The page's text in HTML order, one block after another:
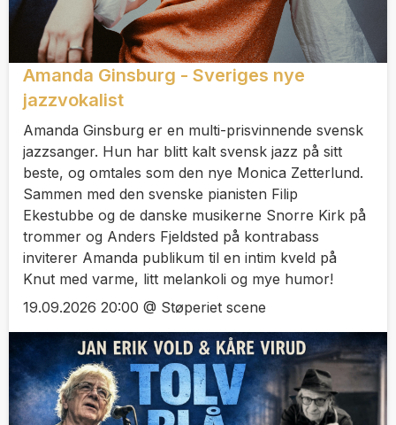
Amanda Ginsburg - Sveriges nye
jazzvokalist
Amanda Ginsburg er en multi-prisvinnende svensk
jazzsanger. Hun har blitt kalt svensk jazz på sitt
beste, og omtales som den nye Monica Zetterlund.
Sammen med den svenske pianisten Filip
Ekestubbe og de danske musikerne Snorre Kirk på
trommer og Anders Fjeldsted på kontrabass
inviterer Amanda publikum til en intim kveld på
Knut med varme, litt melankoli og mye humor!
19.09.2026 20:00 @ Støperiet scene